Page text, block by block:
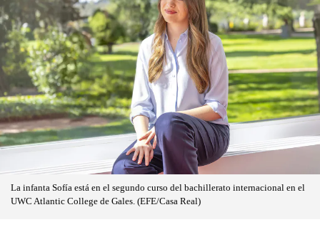
La infanta Sofía está en el segundo curso del bachillerato internacional en el
UWC Atlantic College de Gales. (EFE/Casa Real)